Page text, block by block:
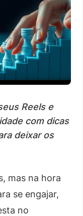
Reels e
com dicas
deixar os
mas na hora
se engajar,
no